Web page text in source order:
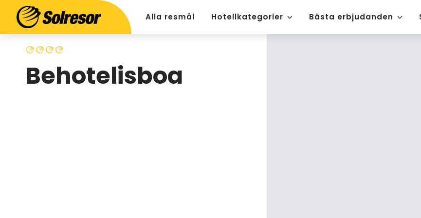
Alla resmål Hotellkategorier Bästa erbjudanden
Behotelisboa